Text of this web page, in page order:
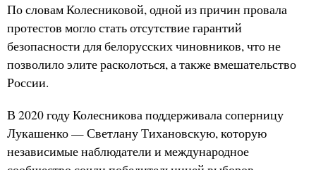
По словам Колесниковой, одной из причин провала
протестов могло стать отсутствие гарантий
безопасности для белорусских чиновников, что не
позволило элите расколоться, а также вмешательство
России.
В 2020 году Колесникова поддерживала соперницу
Лукашенко — Светлану Тихановскую, которую
независимые наблюдатели и международное